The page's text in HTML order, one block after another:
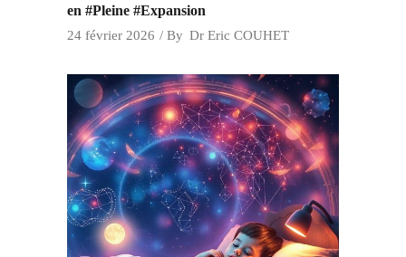
en #Pleine #Expansion
24 février 2026 By Dr Eric COUHET